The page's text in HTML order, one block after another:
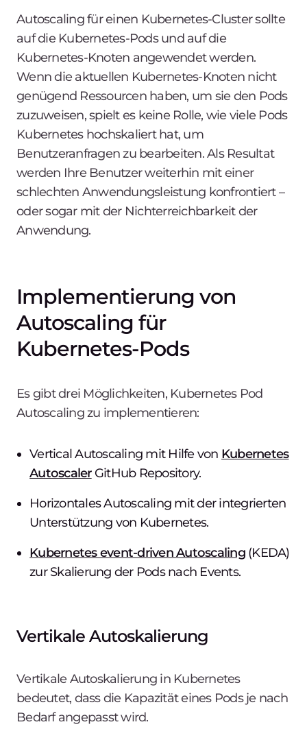
Autoscaling für einen Kubernetes-Cluster sollte
auf die Kubernetes-Podsundauf die
Kubernetes-Knoten angewendet werden.
Wenn die aktuellen Kubernetes-Knoten nicht
genügend Ressourcen haben, um sie den Pods
zuzuweisen, spielt es keine Rolle, wie viele Pods
Kubernetes hochskaliert hat, um
Benutzeranfragen zu bearbeiten. Als Resultat
werden Ihre Benutzer weiterhin mit einer
schlechten Anwendungsleistung konfrontiert –
oder sogar mit der Nichterreichbarkeit der
Anwendung.
Implementierung von
Autoscaling für
Kubernetes-Pods
Es gibt drei Möglichkeiten, Kubernetes Pod
Autoscaling zu implementieren:
Vertical Autoscaling mit Hilfe von Kubernetes
AutoscalerGitHub Repository.
Horizontales Autoscaling mit der integrierten
Unterstützung von Kubernetes.
Kubernetes event-driven Autoscaling(KEDA)
zur Skalierung der Pods nach Events.
Vertikale Autoskalierung
Vertikale Autoskalierung in Kubernetes
bedeutet, dass die Kapazität eines Pods je nach
Bedarf angepasst wird.